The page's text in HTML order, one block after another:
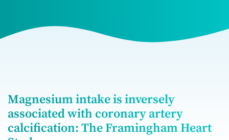
Magnesium intake is inversely
associated with coronary artery
calcification: The Framingham Heart